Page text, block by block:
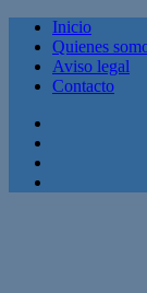
Inicio
Quienes
Aviso legal
Contacto